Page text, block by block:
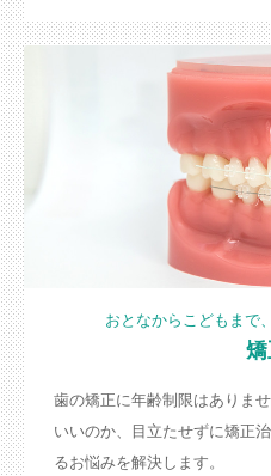
おとなからこどもまで
歯の矯正に年齢制限はありま
いいのか、目立たせずに矯正
るお悩みを解決します。